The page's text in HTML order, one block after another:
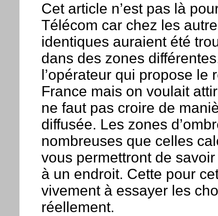
Cet article n’est pas là
Télécom car chez les
identiques auraient été
dans des zones
l’opérateur qui propose
France mais on voulait
ne faut pas croire de
diffusée. Les zones
nombreuses que celles
vous permettront de
à un endroit. Cette pour
vivement à essayer les
réellement.